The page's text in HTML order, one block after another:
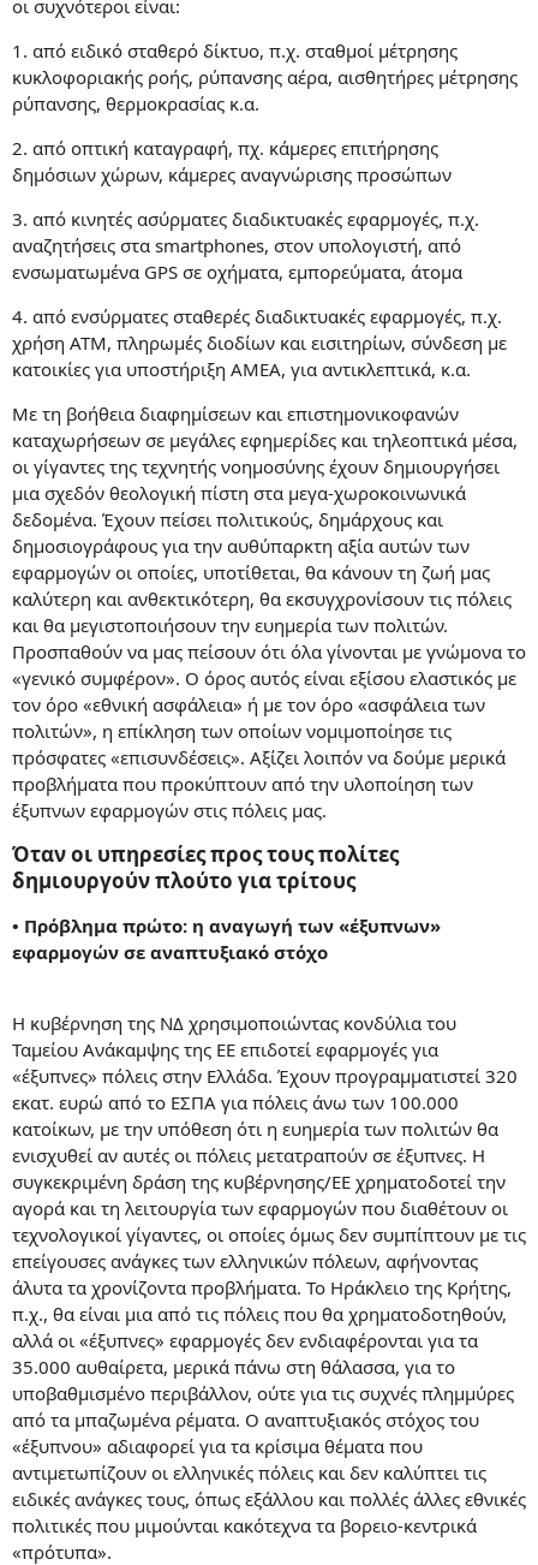
οι συχνότεροι είναι:
1. από ειδικό σταθερό δίκτυο, π.χ. σταθμοί μέτρησης
κυκλοφοριακής ροής, ρύπανσης αέρα, αισθητήρες μέτρησης
ρύπανσης, θερμοκρασίας κ.α.
2. από οπτική καταγραφή, πχ. κάμερες επιτήρησης
δημόσιων χώρων, κάμερες αναγνώρισης προσώπων
3. από κινητές ασύρματες διαδικτυακές εφαρμογές, π.χ.
αναζητήσεις στα smartphones, στον υπολογιστή, από
ενσωματωμένα GPS σε οχήματα, εμπορεύματα, άτομα
4. από ενσύρματες σταθερές διαδικτυακές εφαρμογές, π.χ.
χρήση ΑΤΜ, πληρωμές διοδίων και εισιτηρίων, σύνδεση με
κατοικίες για υποστήριξη ΑΜΕΑ, για αντικλεπτικά, κ.α.
Με τη βοήθεια διαφημίσεων και επιστημονικοφανών
καταχωρήσεων σε μεγάλες εφημερίδες και τηλεοπτικά μέσα,
οι γίγαντες της τεχνητής νοημοσύνης έχουν δημιουργήσει
μια σχεδόν θεολογική πίστη στα μεγα-χωροκοινωνικά
δεδομένα. Έχουν πείσει πολιτικούς, δημάρχους και
δημοσιογράφους για την αυθύπαρκτη αξία αυτών των
εφαρμογών οι οποίες, υποτίθεται, θα κάνουν τη ζωή μας
καλύτερη και ανθεκτικότερη, θα εκσυγχρονίσουν τις πόλεις
και θα μεγιστοποιήσουν την ευημερία των πολιτών.
Προσπαθούν να μας πείσουν ότι όλα γίνονται με γνώμονα το
«γενικό συμφέρον». Ο όρος αυτός είναι εξίσου ελαστικός με
τον όρο «εθνική ασφάλεια» ή με τον όρο «ασφάλεια των
πολιτών», η επίκληση των οποίων νομιμοποίησε τις
πρόσφατες «επισυνδέσεις». Αξίζει λοιπόν να δούμε μερικά
προβλήματα που προκύπτουν από την υλοποίηση των
έξυπνων εφαρμογών στις πόλεις μας.
Όταν οι υπηρεσίες προς τους πολίτες
δημιουργούν πλούτο για τρίτους
• Πρόβλημα πρώτο: η αναγωγή των «έξυπνων»
εφαρμογών σε αναπτυξιακό στόχο
Η κυβέρνηση της ΝΔ χρησιμοποιώντας κονδύλια του
Ταμείου Ανάκαμψης της ΕΕ επιδοτεί εφαρμογές για
«έξυπνες» πόλεις στην Ελλάδα. Έχουν προγραμματιστεί 320
εκατ. ευρώ από το ΕΣΠΑ για πόλεις άνω των 100.000
κατοίκων, με την υπόθεση ότι η ευημερία των πολιτών θα
ενισχυθεί αν αυτές οι πόλεις μετατραπούν σε έξυπνες. Η
συγκεκριμένη δράση της κυβέρνησης/ΕΕ χρηματοδοτεί την
αγορά και τη λειτουργία των εφαρμογών που διαθέτουν οι
τεχνολογικοί γίγαντες, οι οποίες όμως δεν συμπίπτουν με τις
επείγουσες ανάγκες των ελληνικών πόλεων, αφήνοντας
άλυτα τα χρονίζοντα προβλήματα. Το Ηράκλειο της Κρήτης,
π.χ., θα είναι μια από τις πόλεις που θα χρηματοδοτηθούν,
αλλά οι «έξυπνες» εφαρμογές δεν ενδιαφέρονται για τα
35.000 αυθαίρετα, μερικά πάνω στη θάλασσα, για το
υποβαθμισμένο περιβάλλον, ούτε για τις συχνές πλημμύρες
από τα μπαζωμένα ρέματα. Ο αναπτυξιακός στόχος του
«έξυπνου» αδιαφορεί για τα κρίσιμα θέματα που
αντιμετωπίζουν οι ελληνικές πόλεις και δεν καλύπτει τις
ειδικές ανάγκες τους, όπως εξάλλου και πολλές άλλες εθνικές
πολιτικές που μιμούνται κακότεχνα τα βορειο-κεντρικά
«πρότυπα».